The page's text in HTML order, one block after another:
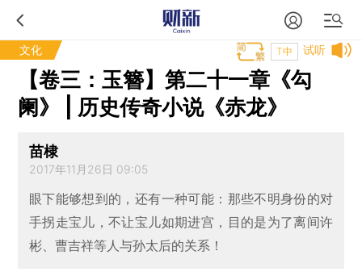
文化 试听
T中
【卷三：玉簪】第二十一章《勾
阑》 | 历史传奇小说《赤龙》
苗棣
2017年11月26日 09:05
眼下能够想到的，还有一种可能：那些不明身份的对
手拐走宝儿，不让宝儿如期进宫，目的是为了离间许
彬、曹吉祥等人与孙太后的关系！